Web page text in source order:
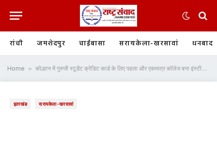
रांची जमशेदपुर चाईबासा सरायकेला-खरसावां धनबाद
Home » कोल्हान में गुरुजी स्टूडेंट क्रेडिट कार्ड के लिए पहला और एकमात्र कॉलेज बना इंस्टीट्यूट फॉर एजुकेशन
झारखंड सरायकेला-खरसावां